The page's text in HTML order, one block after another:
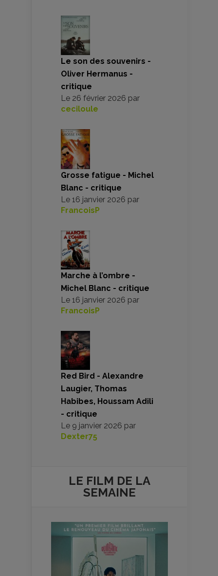
Le son des souvenirs -
Oliver Hermanus -
critique
Le 26 février 2026 par
ceciloule
Grosse fatigue - Michel
Blanc - critique
Le 16 janvier 2026 par
FrancoisP
Marche à l’ombre -
Michel Blanc - critique
Le 16 janvier 2026 par
FrancoisP
Red Bird - Alexandre
Laugier, Thomas
Habibes, Houssam Adili
- critique
Le 9 janvier 2026 par
Dexter75
LE FILM DE LA
SEMAINE